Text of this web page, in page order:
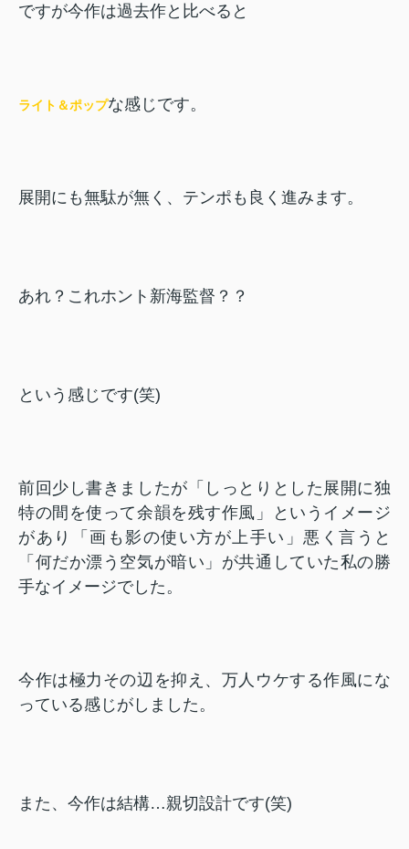
ですが今作は過去作と比べると
ライト＆ポップな感じです。
展開にも無駄が無く、テンポも良く進みます。
あれ？これホント新海監督？？
という感じです(笑)
前回少し書きましたが「しっとりとした展開に独
特の間を使って余韻を残す作風」というイメージ
があり「画も影の使い方が上手い」悪く言うと
「何だか漂う空気が暗い」が共通していた私の勝
手なイメージでした。
今作は極力その辺を抑え、万人ウケする作風にな
っている感じがしました。
また、今作は結構…親切設計です(笑)